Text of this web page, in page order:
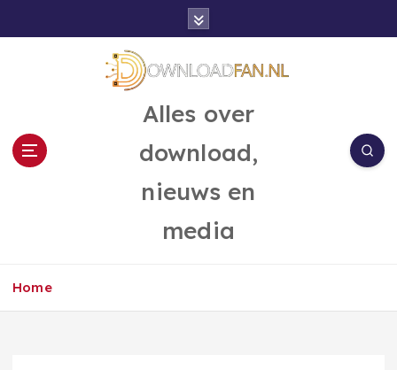
Alles over
download,
nieuws en
media
Home